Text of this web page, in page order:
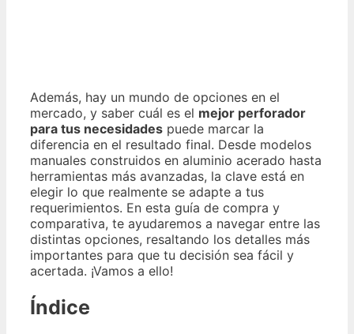
Además, hay un mundo de opciones en el
mercado, y saber cuál es el mejor perforador
para tus necesidades puede marcar la
diferencia en el resultado final. Desde modelos
manuales construidos en aluminio acerado hasta
herramientas más avanzadas, la clave está en
elegir lo que realmente se adapte a tus
requerimientos. En esta guía de compra y
comparativa, te ayudaremos a navegar entre las
distintas opciones, resaltando los detalles más
importantes para que tu decisión sea fácil y
acertada. ¡Vamos a ello!
Índice